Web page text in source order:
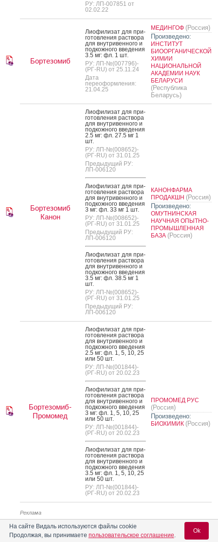
РУ: ЛП-007851 от
02.02.22
Бортезомиб
Ли­офи­лизат для при­
готов­ле­ния рас­тво­ра
для внут­ри­вен­но­го и
под­кожно­го вве­дения
3.5 мг: фл. 1 шт.
РУ: ЛП-№(007796)-
(РГ-RU) от 25.11.24
Дата
переоформления:
21.04.25
МЕДИНГОФ (Россия)
Произведено:
ИНСТИТУТ
БИООРГАНИЧЕСКОЙ
ХИМИИ
НАЦИОНАЛЬНОЙ
АКАДЕМИИ НАУК
БЕЛАРУСИ
(Республика
Беларусь)
Бортезомиб
Канон
Ли­офи­лизат для при­
готов­ле­ния рас­тво­ра
для внут­ри­вен­но­го и
под­кожно­го вве­дения
2.5 мг: фл. 27.5 мг 1
шт.
РУ: ЛП-№(008652)-
(РГ-RU) от 31.01.25
Предыдущий РУ:
ЛП-006120
Ли­офи­лизат для при­
готов­ле­ния рас­тво­ра
для внут­ри­вен­но­го и
под­кожно­го вве­дения
3 мг: фл. 33 мг 1 шт.
РУ: ЛП-№(008652)-
(РГ-RU) от 31.01.25
Предыдущий РУ:
ЛП-006120
Ли­офи­лизат для при­
готов­ле­ния рас­тво­ра
для внут­ри­вен­но­го и
под­кожно­го вве­дения
3.5 мг: фл. 38.5 мг 1
шт.
РУ: ЛП-№(008652)-
(РГ-RU) от 31.01.25
Предыдущий РУ:
ЛП-006120
КАНОНФАРМА
ПРОДАКШН (Россия)
Произведено:
ОМУТНИНСКАЯ
НАУЧНАЯ ОПЫТНО-
ПРОМЫШЛЕННАЯ
БАЗА (Россия)
Бортезомиб-
Промомед
Ли­офи­лизат для при­
готов­ле­ния рас­тво­ра
для внут­ри­вен­но­го и
под­кожно­го вве­дения
2.5 мг: фл. 1, 5, 10, 25
или 50 шт.
РУ: ЛП-№(001844)-
(РГ-RU) от 20.02.23
Ли­офи­лизат для при­
готов­ле­ния рас­тво­ра
для внут­ри­вен­но­го и
под­кожно­го вве­дения
3 мг: фл. 1, 5, 10, 25
или 50 шт.
РУ: ЛП-№(001844)-
(РГ-RU) от 20.02.23
Ли­офи­лизат для при­
готов­ле­ния рас­тво­ра
для внут­ри­вен­но­го и
под­кожно­го вве­дения
3.5 мг: фл. 1, 5, 10, 25
или 50 шт.
РУ: ЛП-№(001844)-
(РГ-RU) от 20.02.23
ПРОМОМЕД РУС
(Россия)
Произведено:
БИОХИМИК (Россия)
Реклама
На сайте Видаль используются файлы cookie
Продолжая, вы принимаете пользовательское соглашение.
Ok